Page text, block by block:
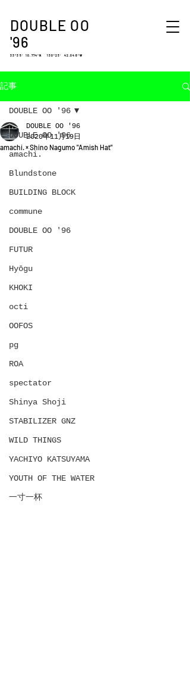
DOUBLE OO
'96
33°35′ 10.774″N 130°23′ 42.048″W
記事
DOUBLE OO '96
amachi.
Blundstone
BUILDING BLOCK
commune
DOUBLE OO '96
FUTUR
Hyōgu
KHOKI
octi
OOFOS
pg
ROA
spectator
Shinya Shoji
STABILIZER GNZ
WILD THINGS
YACHIYO KATSUYAMA
YOUTH OF THE WATER
一寸一杯
DOUBLE OO '96
amachi. × Shino Nagumo "Amish Hat"
DOUBLE OO '96
2020年11月19日